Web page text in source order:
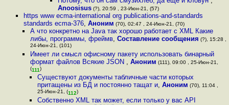
Anoosisus(?), 20:59 , 23-Июн-21, (57)
https www ecma-international org publications-and-standards
standards ecma-376, Аноним (70), 02:47 , 24-Июн-21, (70)
А что конкретно на Java так хорошо работает с XML Какие
либы, программы, фреймв,Составление сообщения (?), 15:28 ,
24-Июн-21, (101)
Имеет ли смысл офисному пакету использовать бинарный
формат файлов Всякие JSON ,Аноним (111), 09:00 , 25-Июн-21,
(111)
Существуют документы табличные части которых
притащены из БД и постоянно тащат и, Аноним (70), 11:04 ,
25-Июн-21, (112)
Собственно XML так может, если только у вас API